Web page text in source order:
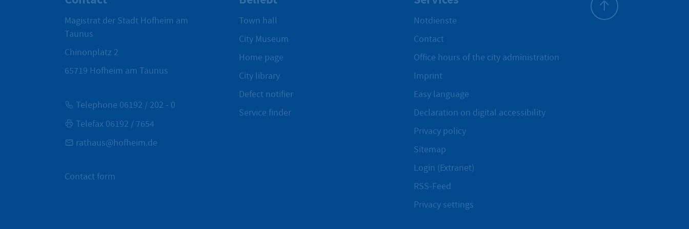
Magistrat der Stadt Hofheim am
Taunus
Chinonplatz 2
65719 Hofheim am Taunus
Telephone 06192 / 202 - 0
Telefax 06192 / 7654
rathaus@hofheim.de
Contact form
Town hall
City Museum
Home page
City library
Defect notifier
Service finder
Notdienste
Contact
Office hours of the city administration
Imprint
Easy language
Declaration on digital accessibility
Privacy policy
Sitemap
Login (Extranet)
RSS-Feed
Privacy settings